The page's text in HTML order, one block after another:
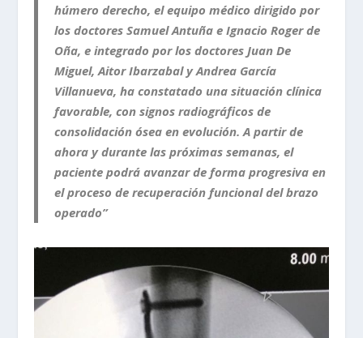
húmero derecho, el equipo médico dirigido por
los doctores Samuel Antuña e Ignacio Roger de
Oña, e integrado por los doctores Juan De
Miguel, Aitor Ibarzabal y Andrea García
Villanueva, ha constatado una situación clínica
favorable, con signos radiográficos de
consolidación ósea en evolución. A partir de
ahora y durante las próximas semanas, el
paciente podrá avanzar de forma progresiva en
el proceso de recuperación funcional del brazo
operado”